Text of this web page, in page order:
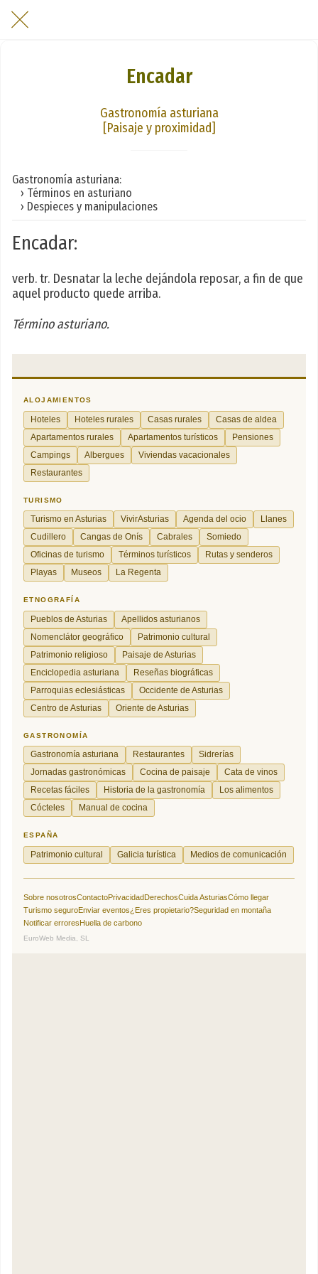
Encadar
Gastronomía asturiana
[Paisaje y proximidad]
Gastronomía asturiana:
› Términos en asturiano
› Despieces y manipulaciones
Encadar:
verb. tr. Desnatar la leche dejándola reposar, a fin de que
aquel producto quede arriba.
Término asturiano.